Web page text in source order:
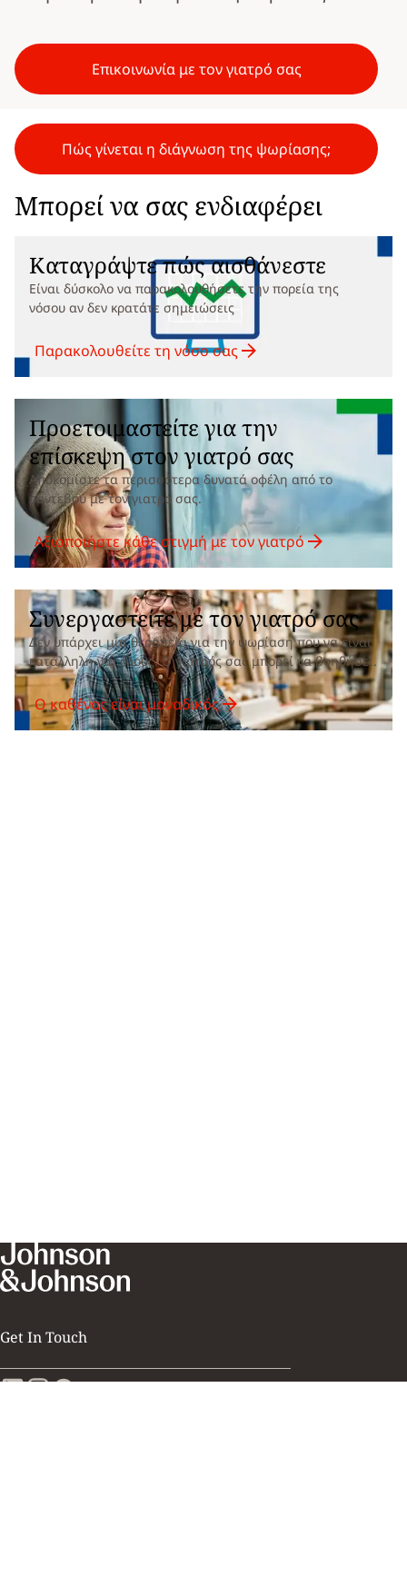
Επικοινωνία με τον γιατρό σας
Πώς γίνεται η διάγνωση της ψωρίασης;
Μπορεί να σας ενδιαφέρει
Καταγράψτε πώς αισθάνεστε
Είναι δύσκολο να παρακολουθήσετε την πορεία της
νόσου αν δεν κρατάτε σημειώσεις
Παρακολουθείτε τη νόσο σας
Προετοιμαστείτε για την
επίσκεψη στον γιατρό σας
Αποκομίστε τα περισσότερα δυνατά οφέλη από το
ραντεβού με τον γιατρό σας.
Αξιοποιήστε κάθε στιγμή με τον γιατρό
Συνεργαστείτε με τον γιατρό σας
Δεν υπάρχει μία θεραπεία για την ψωρίαση που να είναι
κατάλληλη για όλους. Ο γιατρός σας μπορεί να βοηθήσει.
Ο καθένας είναι μοναδικός
Get In Touch